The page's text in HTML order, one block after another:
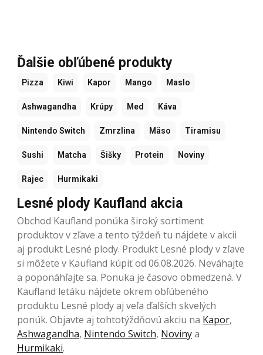
Ďalšie obľúbené produkty
Pizza Kiwi Kapor Mango Maslo
Ashwagandha Krúpy Med Káva
Nintendo Switch Zmrzlina Mäso Tiramisu
Sushi Matcha Šišky Protein Noviny
Rajec Hurmikaki
Lesné plody Kaufland akcia
Obchod Kaufland ponúka široký sortiment
produktov v zľave a tento týždeň tu nájdete v akcii
aj produkt Lesné plody. Produkt Lesné plody v zľave
si môžete v Kaufland kúpiť od 06.08.2026. Neváhajte
a poponáhľajte sa. Ponuka je časovo obmedzená. V
Kaufland letáku nájdete okrem obľúbeného
produktu Lesné plody aj veľa ďalších skvelých
ponúk. Objavte aj tohtotýždňovú akciu na Kapor,
Ashwagandha, Nintendo Switch, Novinya
Hurmikaki.